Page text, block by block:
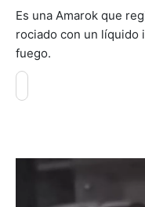
Es una Amarok que
rociado con un líquido
fuego.